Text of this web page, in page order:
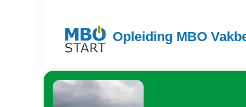
Opleiding MBO